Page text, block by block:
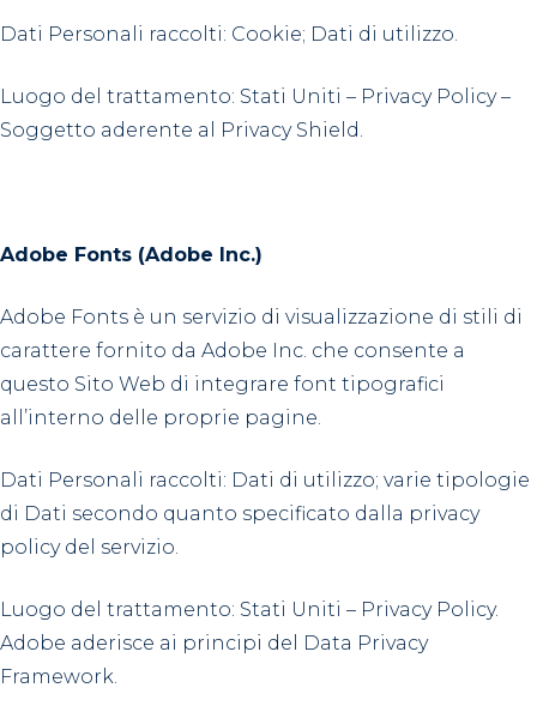
Dati Personali raccolti: Cookie; Dati di utilizzo.
Luogo del trattamento: Stati Uniti – Privacy Policy –
Soggetto aderente al Privacy Shield.
Adobe Fonts (Adobe Inc.)
Adobe Fonts è un servizio di visualizzazione di stili di
carattere fornito da Adobe Inc. che consente a
questo Sito Web di integrare font tipografici
all’interno delle proprie pagine.
Dati Personali raccolti: Dati di utilizzo; varie tipologie
di Dati secondo quanto specificato dalla privacy
policy del servizio.
Luogo del trattamento: Stati Uniti – Privacy Policy.
Adobe aderisce ai principi del Data Privacy
Framework.